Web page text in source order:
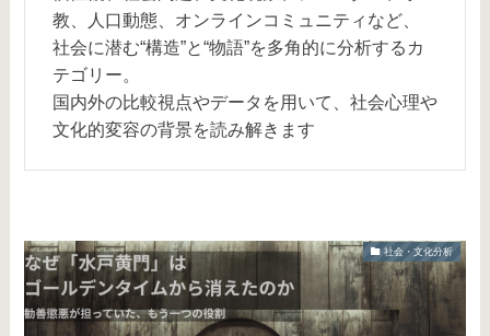
教、人口動態、オンラインコミュニティなど、
社会に潜む“構造”と“物語”を多角的に分析するカ
テゴリー。
国内外の比較視点やデータを用いて、社会心理や
文化的変容の背景を読み解きます
社会・文化分析